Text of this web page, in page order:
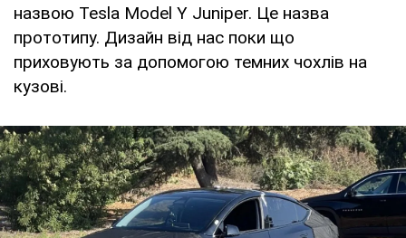
назвою Tesla Model Y Juniper. Це назва
прототипу. Дизайн від нас поки що
приховують за допомогою темних чохлів на
кузові.